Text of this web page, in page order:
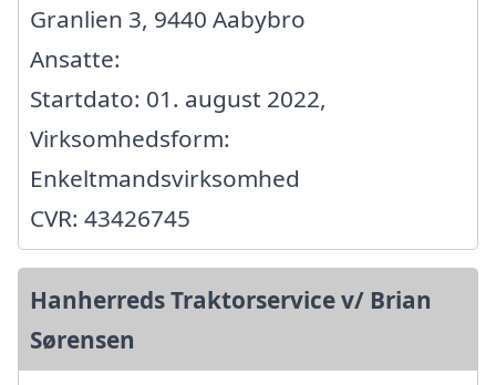
Granlien 3, 9440 Aabybro
Ansatte:
Startdato: 01. august 2022,
Virksomhedsform:
Enkeltmandsvirksomhed
CVR: 43426745
Hanherreds Traktorservice v/ Brian
Sørensen